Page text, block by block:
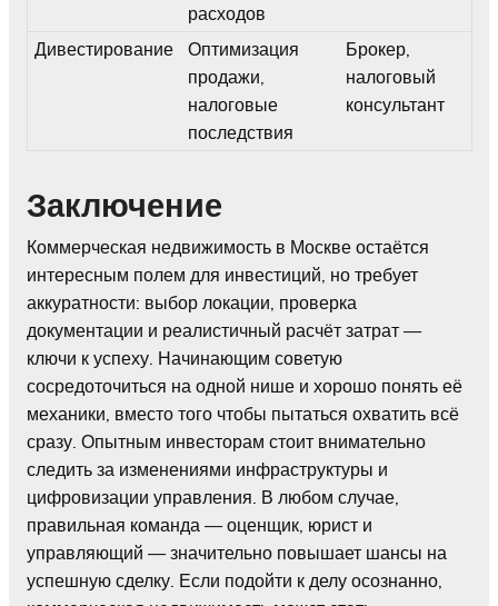
расходов
Дивестирование
Оптимизация
продажи,
налоговые
последствия
Брокер,
налоговый
консультант
Заключение
Коммерческая недвижимость в Москве остаётся
интересным полем для инвестиций, но требует
аккуратности: выбор локации, проверка
документации и реалистичный расчёт затрат —
ключи к успеху. Начинающим советую
сосредоточиться на одной нише и хорошо понять её
механики, вместо того чтобы пытаться охватить всё
сразу. Опытным инвесторам стоит внимательно
следить за изменениями инфраструктуры и
цифровизации управления. В любом случае,
правильная команда — оценщик, юрист и
управляющий — значительно повышает шансы на
успешную сделку. Если подойти к делу осознанно,